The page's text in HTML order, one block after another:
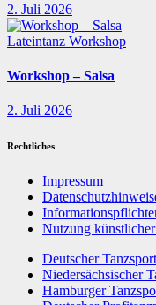
2. Juli 2026
Lateintanz Workshop
Workshop – Salsa
2. Juli 2026
Rechtliches
Impressum
Nutzung
Deutscher
Niedersächsischer
Hamburger